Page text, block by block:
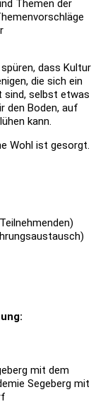
Themen der
dass Kultur
die sich ein
sind, selbst etwas
den Boden, auf
kann.
Wohl ist gesorgt.
mit dem
Segeberg mit